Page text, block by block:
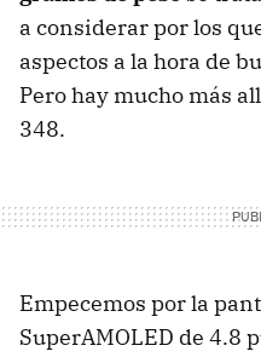
a considerar por los
aspectos a la hora de
Pero hay mucho más
348.
Empecemos por la
SuperAMOLED de 4.8